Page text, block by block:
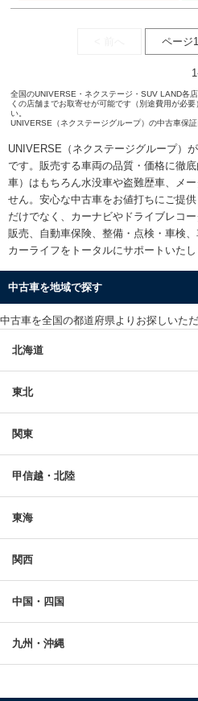
ページ1
全国のUNIVERSE・ネクステージ・SUV LAND各
くの店舗までお取寄せが可能です（別途費用が必要
い。
UNIVERSE（ネクステージグループ）の中古車保
UNIVERSE（ネクステージグループ）
です。販売する車両の品質・価格に徹
車）はもちろん水没車や盗難歴車、メ
せん。安心な中古車をお値打ちにご提
だけでなく、カーナビやドライブレコ
販売、自動車保険、整備・点検・車検
カーライフをトータルにサポートいたし
中古車を地域で探す
中古車を全国の都道府県よりお探しいただ
北海道
東北
関東
甲信越・北陸
東海
関西
中国・四国
九州・沖縄